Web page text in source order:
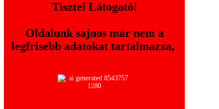
Tisztel Látogató!
Oldalunk sajnos már nem a
legfrisebb adatokat tartalmazza,